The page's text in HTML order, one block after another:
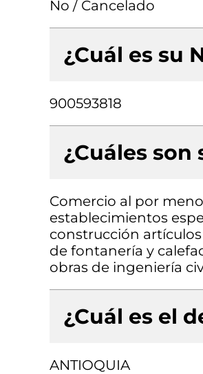
No / Cancelado
¿Cuál es su
900593818
¿Cuáles
Comercio al por
establecimientos
construcción
de fontanería y
obras de ingeniería
¿Cuál es el
ANTIOQUIA